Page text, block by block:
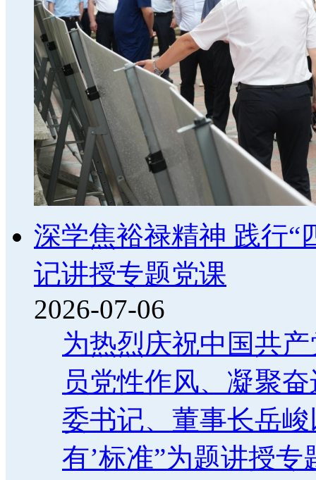
深学焦裕禄精神 践行“
记讲授专题党课
2026-07-06
为热烈庆祝中国共
员党性作风、凝聚
委书记、董事长岳
有’标准”为题讲授专